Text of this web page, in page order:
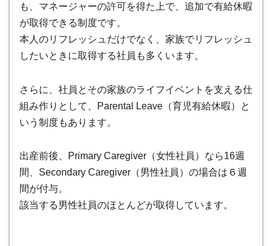
も、マネージャーの許可を得た上で、追加で有給休暇
が取得できる制度です。
本人のリフレッシュだけでなく、家族でリフレッシュ
したいときに取得する社員も多くいます。
さらに、社員とその家族のライフイベントを支える仕
組み作りとして、Parental Leave（育児有給休暇）と
いう制度もあります。
出産前後、Primary Caregiver（女性社員）なら16週
間、Secondary Caregiver（男性社員）の場合は６週
間が付与。
該当する男性社員のほとんどが取得しています。